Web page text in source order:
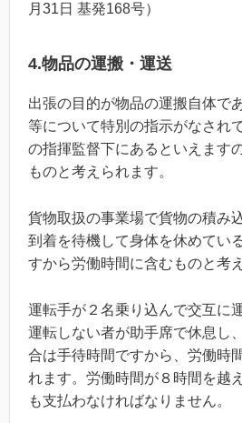
月31日 基発168号）
4.物品の運搬・運送
出張の目的が物品の運搬自体で
等について特別の指示がなされ
の指揮監督下にあるといえます
ものと考えられます。
貨物取扱の事業場で貨物の積み
到着を待機して身体を休めてい
すから労働時間に含むものと考
運転手が２名乗り込んで交互に
運転しない者が助手席で休息し
合は手待時間ですから、労働時
れます。労働時間が８時間を越
も支払わなければなりません。